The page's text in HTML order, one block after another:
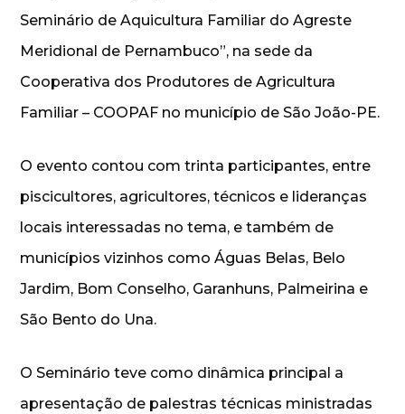
Seminário de Aquicultura Familiar do Agreste
Meridional de Pernambuco”, na sede da
Cooperativa dos Produtores de Agricultura
Familiar – COOPAF no município de São João-PE.
O evento contou com trinta participantes, entre
piscicultores, agricultores, técnicos e lideranças
locais interessadas no tema, e também de
municípios vizinhos como Águas Belas, Belo
Jardim, Bom Conselho, Garanhuns, Palmeirina e
São Bento do Una.
O Seminário teve como dinâmica principal a
apresentação de palestras técnicas ministradas